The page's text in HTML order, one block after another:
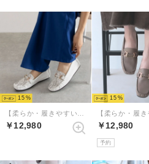
15
￥12,980
15
￥12,980
予約